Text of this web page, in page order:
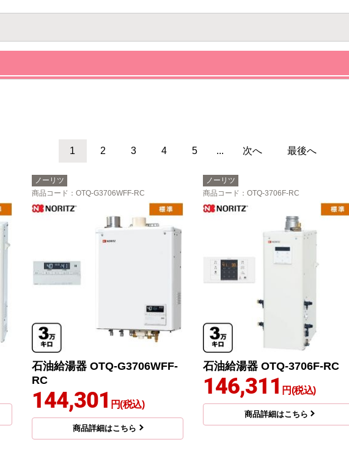
1 2 3 4 5 ... 次へ 最後へ
ノーリツ
商品コード ：OTQ-G3706WFF-RC
石油給湯器 OTQ-G3706WFF-
RC
144,301 円(税込)
商品詳細はこちら
ノーリツ
商品コード ：OTQ-3706F-RC
石油給湯器 OTQ-3706F-RC
146,311 円(税込)
商品詳細はこちら